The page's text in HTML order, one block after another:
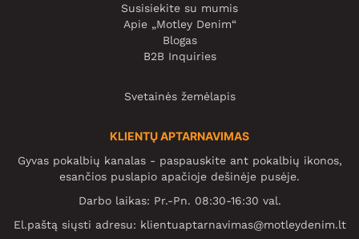
Susisiekite su mumis
Apie „Motley Denim“
Blogas
B2B Inquiries
Svetainės žemėlapis
KLIENTŲ APTARNAVIMAS
Gyvas pokalbių kanalas - paspauskite ant pokalbių ikonos,
esančios puslapio apačioje dešinėje pusėje.
Darbo laikas: Pr.-Pn. 08:30-16:30 val.
El.paštą siųsti adresu: klientuaptarnavimas@motleydenim.lt